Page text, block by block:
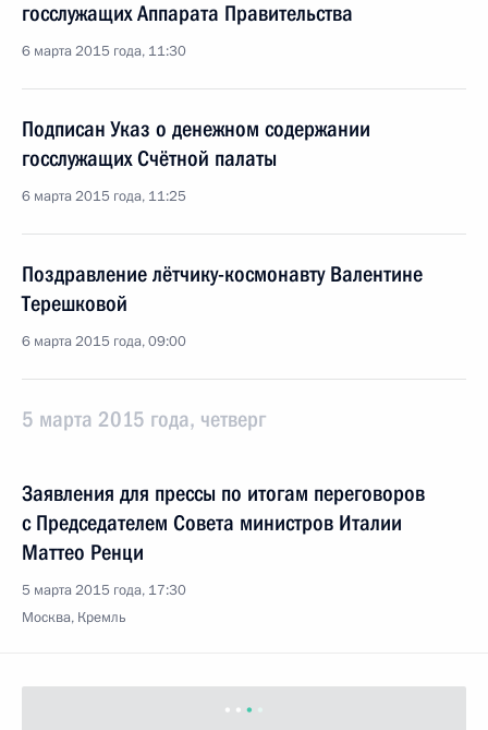
госслужащих Аппарата Правительства
6 марта 2015 года, 11:30
Подписан Указ о денежном содержании
госслужащих Счётной палаты
6 марта 2015 года, 11:25
Поздравление лётчику-космонавту Валентине
Терешковой
6 марта 2015 года, 09:00
5 марта 2015 года, четверг
Заявления для прессы по итогам переговоров
с Председателем Совета министров Италии
Маттео Ренци
5 марта 2015 года, 17:30
Москва, Кремль